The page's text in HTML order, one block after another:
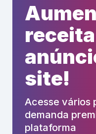
site!
Acesse vários
demanda
plataforma